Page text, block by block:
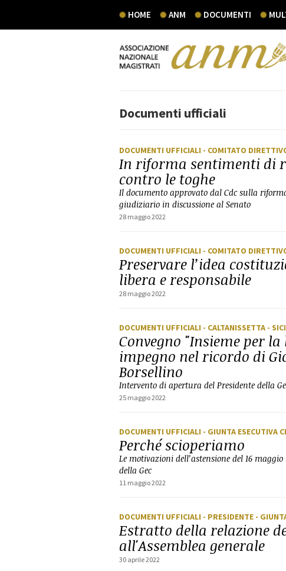
HOME ANM DOCUMENTI
Documenti ufficiali
DOCUMENTI UFFICIALI - COMITATO
In riforma sentimenti di
contro le toghe
Il documento approvato dal Cdc sulla
giudiziario in discussione al Senato
28 maggio 2022
DOCUMENTI UFFICIALI - COMITATO
Preservare l’idea
libera e responsabile
28 maggio 2022
DOCUMENTI UFFICIALI - CALTANISSETTA -
Convegno "Insieme per
impegno nel ricordo di
Borsellino
Intervento di apertura del Presidente della
25 maggio 2022
DOCUMENTI UFFICIALI - GIUNTA ESECUTIVA
Perché scioperiamo
Le motivazioni dell’astensione del 16
della Gec
11 maggio 2022
DOCUMENTI UFFICIALI - PRESIDENTE -
Estratto della relazione
all'Assemblea generale
30 aprile 2022